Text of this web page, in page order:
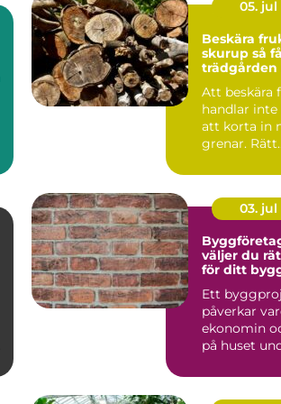
05. jul
Beskära
skurup så får
trädgården
problem
Att beskära
handlar inte
att korta in
grenar. Rätt
träde...
03. jul
Byggföretag
väljer du
för ditt
Ett
påverkar
ekonomin
på huset
v...